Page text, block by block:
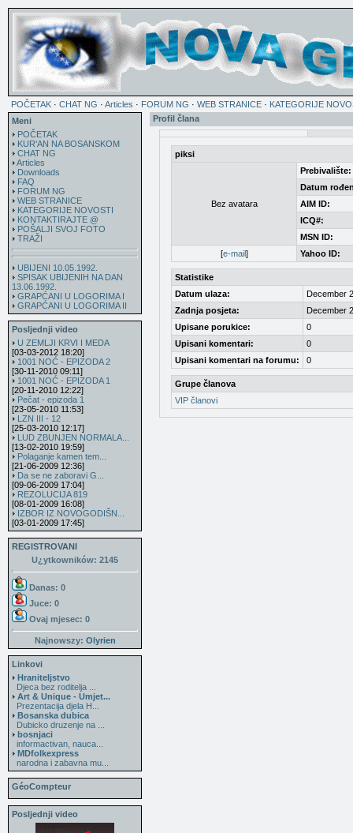
POČETAK · CHAT NG · Articles · FORUM NG · WEB STRANICE · KATEGORIJE
Meni
POČETAK
KUR'AN NA BOSANSKOM
CHAT NG
Articles
Downloads
FAQ
FORUM NG
WEB STRANICE
KATEGORIJE NOVOSTI
KONTAKTIRAJTE @
POŠALJI SVOJ FOTO
TRAŽI
UBIJENI 10.05.1992.
SPISAK UBIJENIH NA DAN
13.06.1992.
GRAPĆANI U LOGORIMA I
GRAPĆANI U LOGORIMA II
Posljednji video
U ZEMLJI KRVI I MEDA
[03-03-2012 18:20]
1001 NOĆ - EPIZODA 2
[30-11-2010 09:11]
1001 NOĆ - EPIZODA 1
[20-11-2010 12:22]
Pečat - epizoda 1
[23-05-2010 11:53]
LZN III - 12
[25-03-2010 12:17]
LUD ZBUNJEN NORMALA...
[13-02-2010 19:59]
Polaganje kamen tem...
[21-06-2009 12:36]
Da se ne zaboravi G...
[09-06-2009 17:04]
REZOLUCIJA 819
[08-01-2009 16:08]
IZBOR IZ NOVOGODIŠN...
[03-01-2009 17:45]
REGISTROVANI
U¿ytkowników: 2145
Danas: 0
Juce: 0
Ovaj mjesec: 0
Najnowszy: Olyrien
Linkovi
Hraniteljstvo
Djeca bez roditelja ...
Art & Unique - Umjet...
Prezentacija djela H...
Bosanska dubica
Dubicko druzenje na ...
bosnjaci
informactivan, nauca...
MDfolkexpress
narodna i zabavna mu...
GéoCompteur
Posljednji video
Profil člana
piksi
Bez avatara
Prebivalište:
Datum
AIM ID:
ICQ#:
MSN ID:
[e-mail] Yahoo ID:
Statistike
Datum ulaza:
December
Zadnja posjeta:
December
Upisane porukice:
0
Upisani komentari:
0
Upisani komentari na forumu:
0
Grupe članova
VIP članovi